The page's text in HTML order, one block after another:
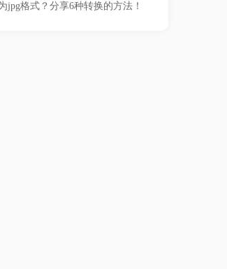
jpg格式？分享6种转换的方法！